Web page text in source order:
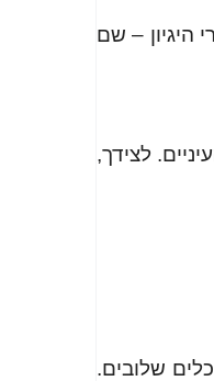
היגיון – שם
לצידך,
שלובים.